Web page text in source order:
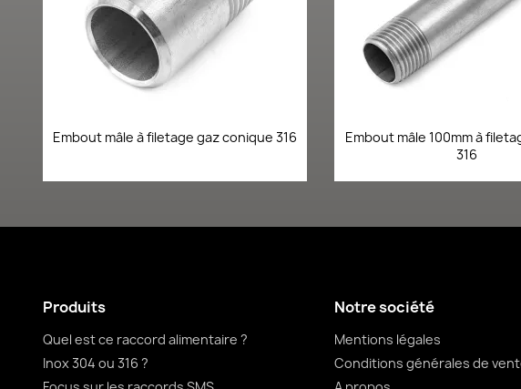
 Aperçu rapide
Embout mâle à filetage gaz conique 316 Aperçu
Embout mâle 100mm à
316
Produits
Quel est ce raccord alimentaire ?
Inox 304 ou 316 ?
Notre société
Mentions légales
Conditions générales de